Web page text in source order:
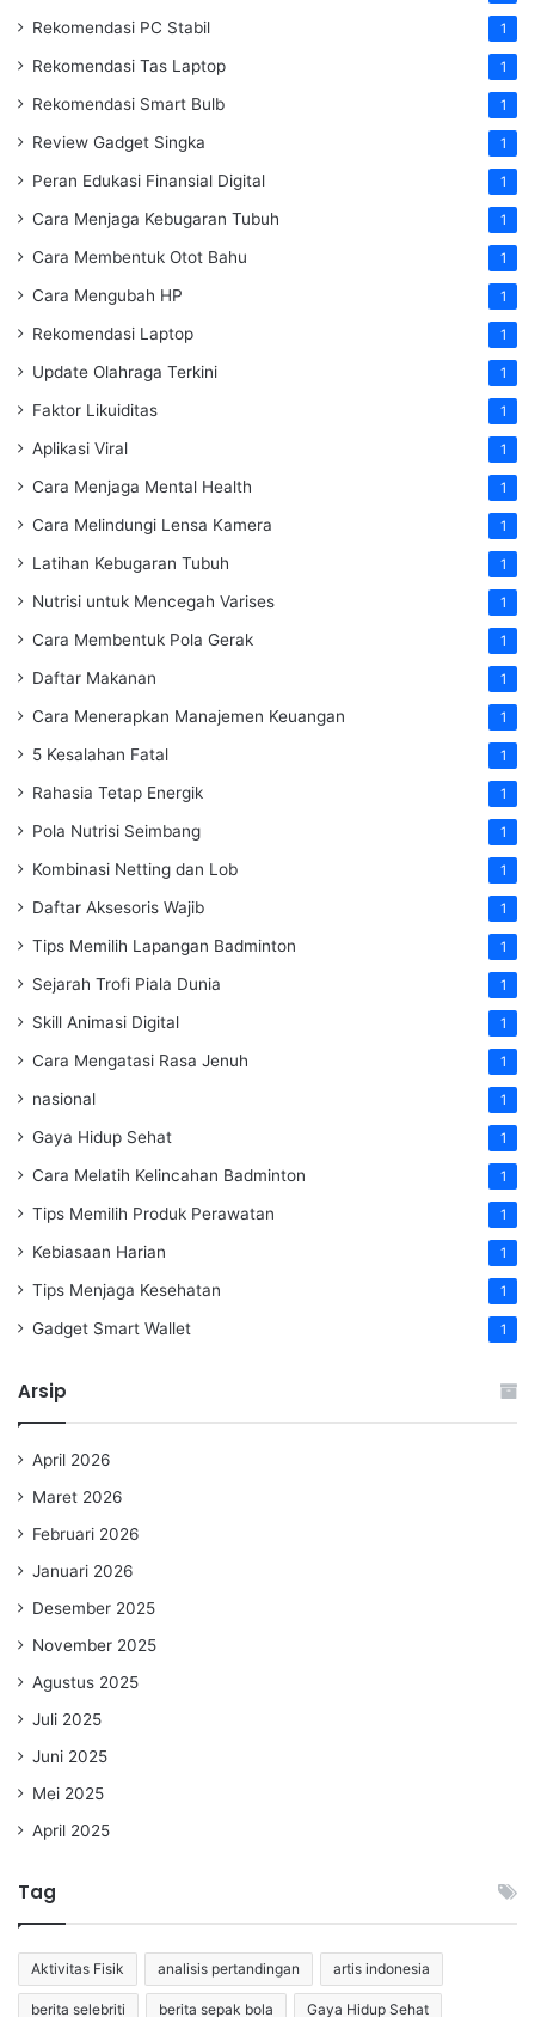
Rekomendasi PC Stabil 1
Rekomendasi Tas Laptop 1
Rekomendasi Smart Bulb 1
Review Gadget Singka 1
Peran Edukasi Finansial Digital 1
Cara Menjaga Kebugaran Tubuh 1
Cara Membentuk Otot Bahu 1
Cara Mengubah HP 1
Rekomendasi Laptop 1
Update Olahraga Terkini 1
Faktor Likuiditas 1
Aplikasi Viral 1
Cara Menjaga Mental Health 1
Cara Melindungi Lensa Kamera 1
Latihan Kebugaran Tubuh 1
Nutrisi untuk Mencegah Varises 1
Cara Membentuk Pola Gerak 1
Daftar Makanan 1
Cara Menerapkan Manajemen Keuangan 1
5 Kesalahan Fatal 1
Rahasia Tetap Energik 1
Pola Nutrisi Seimbang 1
Kombinasi Netting dan Lob 1
Daftar Aksesoris Wajib 1
Tips Memilih Lapangan Badminton 1
Sejarah Trofi Piala Dunia 1
Skill Animasi Digital 1
Cara Mengatasi Rasa Jenuh 1
nasional 1
Gaya Hidup Sehat 1
Cara Melatih Kelincahan Badminton 1
Tips Memilih Produk Perawatan 1
Kebiasaan Harian 1
Tips Menjaga Kesehatan 1
Gadget Smart Wallet 1
Arsip
April 2026
Maret 2026
Februari 2026
Januari 2026
Desember 2025
November 2025
Agustus 2025
Juli 2025
Juni 2025
Mei 2025
April 2025
Tag
Aktivitas Fisik analisis pertandingan artis indonesia
berita selebriti berita sepak bola Gaya Hidup Sehat